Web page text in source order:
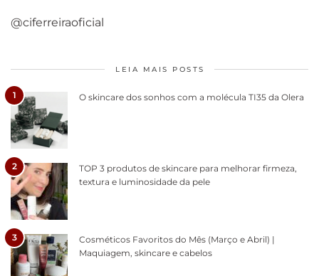
@ciferreiraoficial
LEIA MAIS POSTS
1 O skincare dos sonhos com a molécula TI35 da Olera
2
TOP 3 produtos de skincare para melhorar firmeza,
textura e luminosidade da pele
3
Cosméticos Favoritos do Mês (Março e Abril) |
Maquiagem, skincare e cabelos